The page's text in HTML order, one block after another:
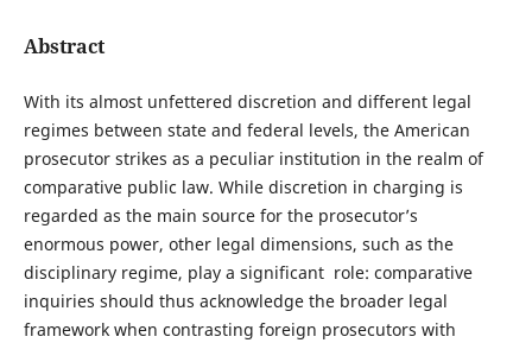
Abstract
With its almost unfettered discretion and different legal
regimes between state and federal levels, the American
prosecutor strikes as a peculiar institution in the realm of
comparative public law. While discretion in charging is
regarded as the main source for the prosecutor’s
enormous power, other legal dimensions, such as the
disciplinary regime, play a significant role: comparative
inquiries should thus acknowledge the broader legal
framework when contrasting foreign prosecutors with